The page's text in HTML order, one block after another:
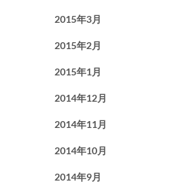
2015年3月
2015年2月
2015年1月
2014年12月
2014年11月
2014年10月
2014年9月